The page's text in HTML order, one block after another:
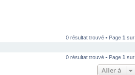
0 résultat trouvé • Page 1 sur
0 résultat trouvé • Page 1 sur
Aller à